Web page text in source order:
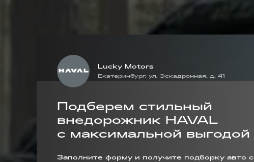
Lucky Motors
Екатеринбург, ул. Эскадронная, д. 41
Подберем стильный
внедорожник HAVAL
с максимальной выгодой
Заполните форму и получите подборку авто с